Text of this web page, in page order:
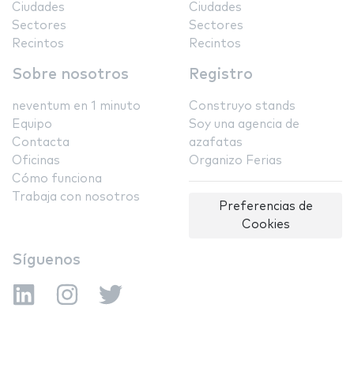
Ciudades
Sectores
Recintos
Ciudades
Sectores
Recintos
Sobre nosotros
neventum en 1 minuto
Equipo
Contacta
Oficinas
Cómo funciona
Trabaja con nosotros
Registro
Construyo stands
Soy una agencia de
azafatas
Organizo Ferias
Preferencias de
Cookies
Síguenos